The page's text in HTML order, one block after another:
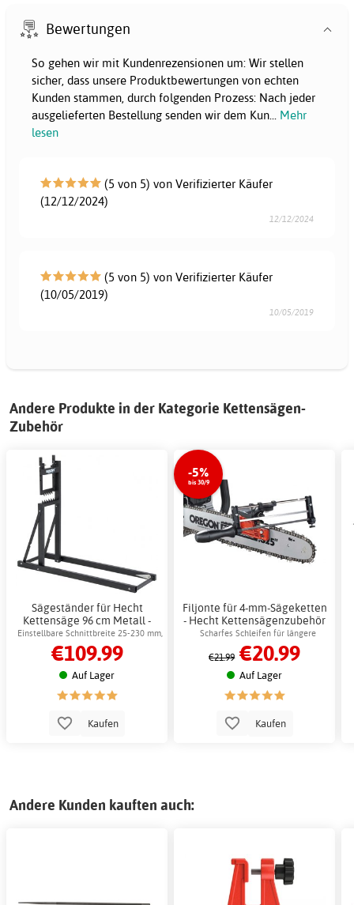
Bewertungen
So gehen wir mit Kundenrezensionen um: Wir stellen
sicher, dass unsere Produktbewertungen von echten
Kunden stammen, durch folgenden Prozess: Nach jeder
ausgelieferten Bestellung senden wir dem Kun... Mehr
lesen
(5 von 5) von Verifizierter Käufer
(12/12/2024)
12/12/2024
(5 von 5) von Verifizierter Käufer
(10/05/2019)
10/05/2019
Andere Produkte in der Kategorie Kettensägen-
Zubehör
Sägeständer für Hecht
Kettensäge 96 cm Metall -
Gartengeräte
Einstellbare Schnittbreite 25-230 mm,
2 Jahre Garantie
€109.99
Auf Lager
Kaufen
-5%
bis 30/9
Filjonte für 4-mm-Sägeketten
- Hecht Kettensägenzubehör
Scharfes Schleifen für längere
Kettenlebensdauer
€21.99 €20.99
Auf Lager
Kaufen
Andere Kunden kauften auch: